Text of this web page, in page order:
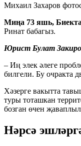
Михаил Захаров
Миңа 73 яшь,
Ринат бабагыз.
Юрист Булат
– Иң элек әлеге
билгели. Бу очракта
Хәзерге вакытта
туры тоташкан
бозган өчен
Нәрсә